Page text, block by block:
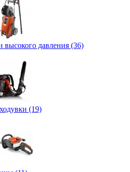
высокого давления (36)
(19)